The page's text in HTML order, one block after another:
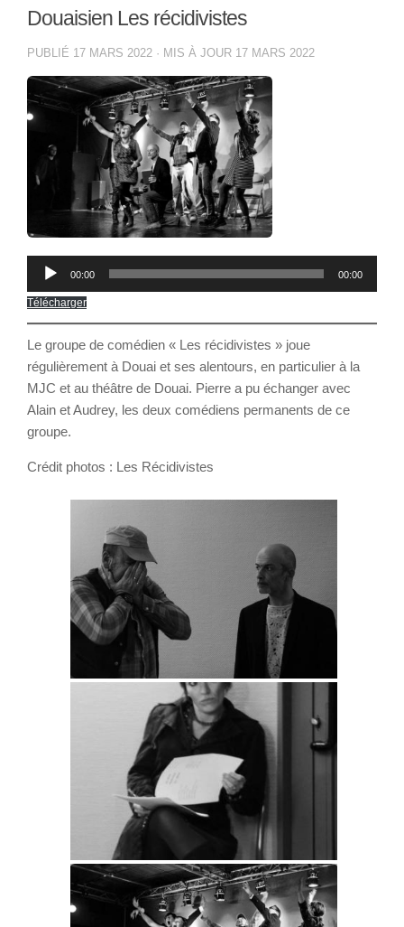
Douaisien Les récidivistes
PUBLIÉ 17 MARS 2022 · MIS À JOUR 17 MARS 2022
Lecteur
00:00 00:00
Télécharger
Le groupe de comédien « Les récidivistes » joue
régulièrement à Douai et ses alentours, en particulier à la
MJC et au théâtre de Douai. Pierre a pu échanger avec
Alain et Audrey, les deux comédiens permanents de ce
groupe.
Crédit photos : Les Récidivistes